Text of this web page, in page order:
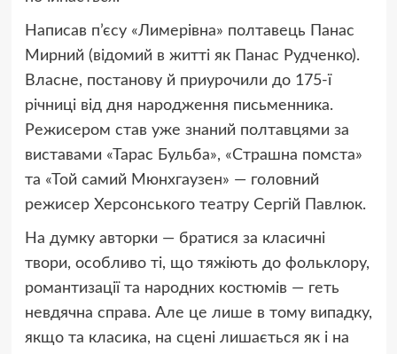
Написав п’єсу «Лимерівна» полтавець Панас
Мирний (відомий в житті як Панас Рудченко).
Власне, постанову й приурочили до 175-ї
річниці від дня народження письменника.
Режисером став уже знаний полтавцями за
виставами «Тарас Бульба», «Страшна помста»
та «Той самий Мюнхгаузен» — головний
режисер Херсонського театру Сергій Павлюк.
На думку авторки — братися за класичні
твори, особливо ті, що тяжіють до фольклору,
романтизації та народних костюмів — геть
невдячна справа. Але це лише в тому випадку,
якщо та класика, на сцені лишається як і на